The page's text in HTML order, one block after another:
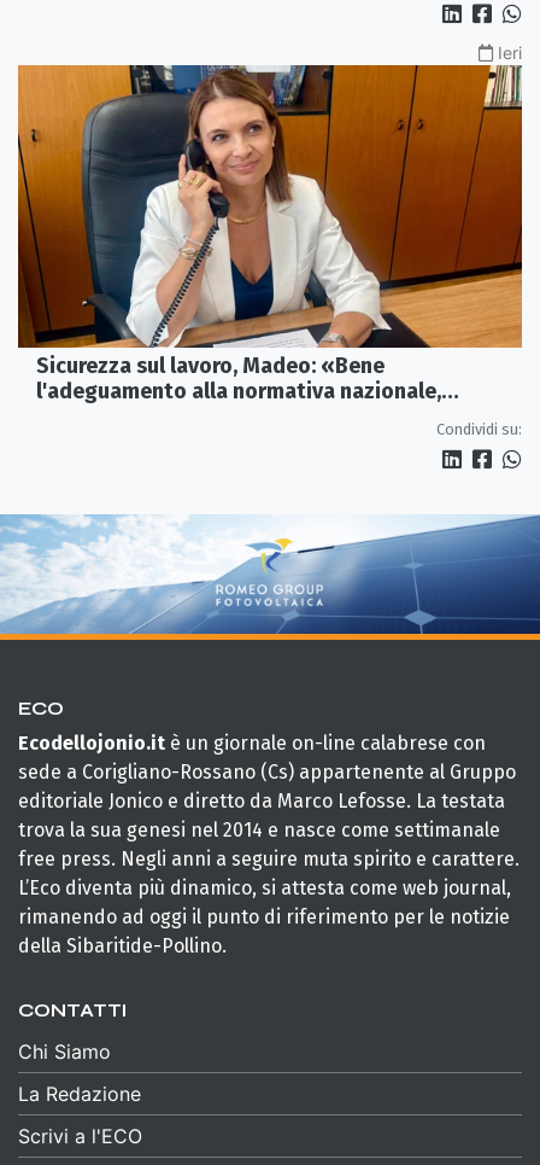
Ieri
Sicurezza sul lavoro, Madeo: «Bene
l'adeguamento alla normativa nazionale,
Condividi su:
ECO
Ecodellojonio.it è un giornale on-line calabrese con
sede a Corigliano-Rossano (Cs) appartenente al Gruppo
editoriale Jonico e diretto da Marco Lefosse. La testata
trova la sua genesi nel 2014 e nasce come settimanale
free press. Negli anni a seguire muta spirito e carattere.
L’Eco diventa più dinamico, si attesta come web journal,
rimanendo ad oggi il punto di riferimento per le notizie
della Sibaritide-Pollino.
CONTATTI
Chi Siamo
La Redazione
Scrivi a l'ECO